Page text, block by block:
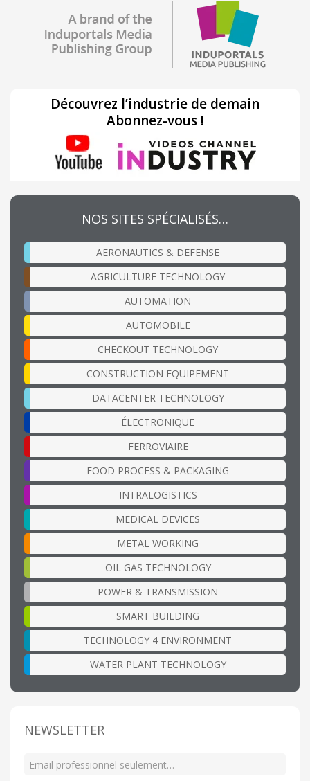
Découvrez l’industrie de demain
Abonnez-vous !
NOS SITES SPÉCIALISÉS…
AERONAUTICS & DEFENSE
AGRICULTURE TECHNOLOGY
AUTOMATION
AUTOMOBILE
CHECKOUT TECHNOLOGY
CONSTRUCTION EQUIPEMENT
DATACENTER TECHNOLOGY
ÉLECTRONIQUE
FERROVIAIRE
FOOD PROCESS & PACKAGING
INTRALOGISTICS
MEDICAL DEVICES
METAL WORKING
OIL GAS TECHNOLOGY
POWER & TRANSMISSION
SMART BUILDING
TECHNOLOGY 4 ENVIRONMENT
WATER PLANT TECHNOLOGY
NEWSLETTER